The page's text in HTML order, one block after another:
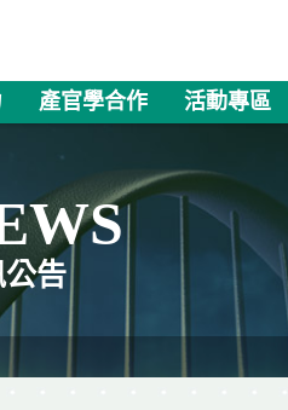
產官學合作 活動專區
告